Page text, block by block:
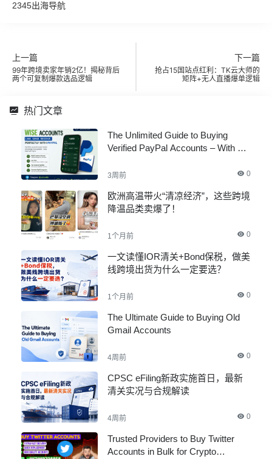
2345出海导航
上一篇
99年跨境卖家年销2亿！揭秘背后
两个可复制爆款选品逻辑
下一篇
抢占15国站点红利：TK云大师的
矩阵+无人直播爆单逻辑
热门文章
The Unlimited Guide to Buying
Verified PayPal Accounts – With All
3周前 0
欧洲高温带火“清凉经济”，这些跨境
降温品类卖爆了！
1个月前 0
一文读懂IOR清关+Bond保税，做美
线跨境出货为什么一定要选？
1个月前 0
The Ultimate Guide to Buying Old
Gmail Accounts
4周前 0
CPSC eFiling新政实施首日，最新
清关实况与合规解读
4周前 0
Trusted Providers to Buy Twitter
Accounts in Bulk for Crypto